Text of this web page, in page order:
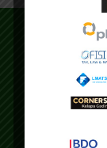
Address
Main
Gedung
Pejaten
Jakarta